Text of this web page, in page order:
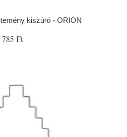
kiszúró - ORION
785 Ft